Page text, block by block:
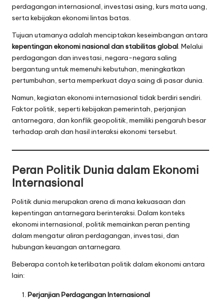
perdagangan internasional, investasi asing, kurs mata uang,
serta kebijakan ekonomi lintas batas.
Tujuan utamanya adalah menciptakan keseimbangan antara
kepentingan ekonomi nasional dan stabilitas global. Melalui
perdagangan dan investasi, negara-negara saling
bergantung untuk memenuhi kebutuhan, meningkatkan
pertumbuhan, serta memperkuat daya saing di pasar dunia.
Namun, kegiatan ekonomi internasional tidak berdiri sendiri.
Faktor politik, seperti kebijakan pemerintah, perjanjian
antarnegara, dan konflik geopolitik, memiliki pengaruh besar
terhadap arah dan hasil interaksi ekonomi tersebut.
Peran Politik Dunia dalam Ekonomi
Internasional
Politik dunia merupakan arena di mana kekuasaan dan
kepentingan antarnegara berinteraksi. Dalam konteks
ekonomi internasional, politik memainkan peran penting
dalam mengatur aliran perdagangan, investasi, dan
hubungan keuangan antarnegara.
Beberapa contoh keterlibatan politik dalam ekonomi antara
lain:
Perjanjian Perdagangan Internasional